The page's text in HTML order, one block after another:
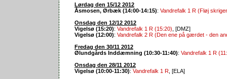
Lørdag den 15/12 2012
Åsmosen, Ørbæk (14:00-14:15): Vandrefalk 1 R (Fløj
Onsdag den 12/12 2012
Vigelsø (15:20): Vandrefalk 1 R (15:20) , [DMZ]
Vigelsø (12:00): Vandrefalk 2 R (Den ene på gærdet - den
Fredag den 30/11 2012
Ølundgårds Inddæmning (10:30-11:40): Vandrefalk 1 R
Onsdag den 28/11 2012
Vigelsø (10:00-11:30): Vandrefalk 1 R , [ELA]